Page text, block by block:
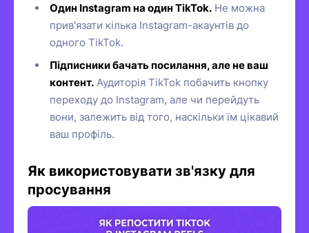
Один Instagram на один TikTok. Не можна
прив'язати кілька Instagram-акаунтів до
одного TikTok.
Підписники бачать посилання, але не ваш
контент. Аудиторія TikTok побачить кнопку
переходу до Instagram, але чи перейдуть
вони, залежить від того, наскільки їм цікавий
ваш профіль.
Як використовувати зв'язку для
просування